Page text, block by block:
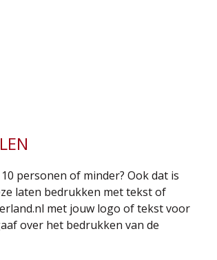
personen of minder? Ook dat is
laten bedrukken met tekst of
met jouw logo of tekst voor
over het bedrukken van de